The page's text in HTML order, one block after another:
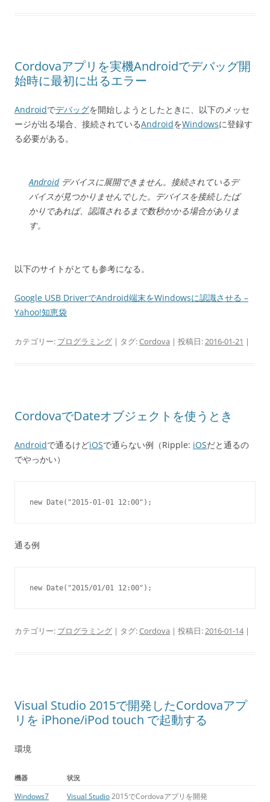
Cordovaアプリを実機Androidでデバッグ開
始時に最初に出るエラー
Androidでデバッグを開始しようとしたときに、以下のメッセ
ージが出る場合、接続されているAndroidをWindowsに登録す
る必要がある。
Androidデバイスに展開できません。接続されているデ
バイスが見つかりませんでした。デバイスを接続したば
かりであれば、認識されるまで数秒かかる場合がありま
す。
以下のサイトがとても参考になる。
Google USB DriverでAndroid端末をWindowsに認識させる –
Yahoo!知恵袋
カテゴリー: プログラミング | タグ:Cordova | 投稿日:2016-01-21 |
CordovaでDateオブジェクトを使うとき
Androidで通るけどiOSで通らない例（Ripple: iOSだと通るの
でやっかい）
new Date("2015-01-01 12:00");
通る例
new Date("2015/01/01 12:00");
カテゴリー: プログラミング | タグ:Cordova | 投稿日:2016-01-14|
Visual Studio 2015で開発したCordovaアプ
リを iPhone/iPod touch で起動する
環境
機器 状況
Windows7 Visual Studio2015でCordovaアプリを開発